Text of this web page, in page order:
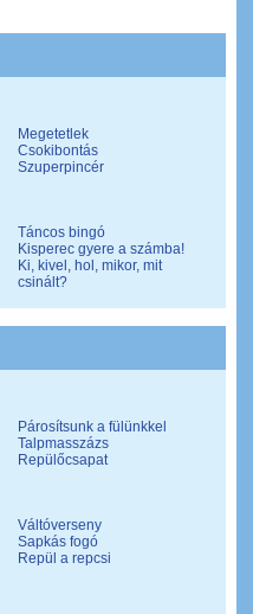
Megetetlek
Csokibontás
Szuperpincér
Táncos bingó
Kisperec gyere a számba!
Ki, kivel, hol, mikor, mit
csinált?
Párosítsunk a fülünkkel
Talpmasszázs
Repülőcsapat
Váltóverseny
Sapkás fogó
Repül a repcsi